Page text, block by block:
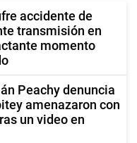
accidente de
transmisión en
momento
Peachy denuncia
amenazaron con
un video en